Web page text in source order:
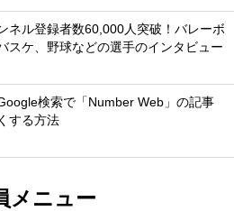
ネル登録者数60,000人突破！バレーボ
スケ、野球などの選手のインタビュー
検索で「Number Web」の記事
する方法
メニュー